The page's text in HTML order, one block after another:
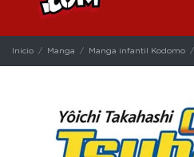
Inicio Manga Manga infantil Kodomo